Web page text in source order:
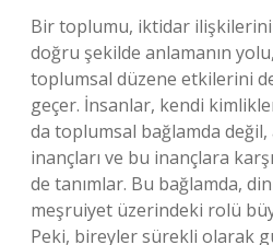
Bir toplumu, iktidar ilişkilerini
doğru şekilde anlamanın
toplumsal düzene etkilerini
geçer. İnsanlar, kendi
da toplumsal bağlamda değil,
inançları ve bu inançlara
de tanımlar. Bu bağlamda,
meşruiyet üzerindeki rolü
Peki, bireyler sürekli olarak